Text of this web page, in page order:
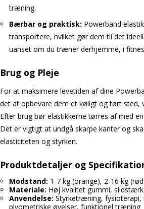
træning.
Bærbar og praktisk: Powerband
transportere, hvilket gør dem til det
uanset om du træner derhjemme, i
Brug og Pleje
For at maksimere levetiden af dine
det at opbevare dem et køligt og tørt sted,
Efter brug bør elastikkerne tørres af med
Det er vigtigt at undgå skarpe kanter og
elasticiteten og styrken.
Produktdetaljer og
Modstand: 1-7 kg (orange), 2-16 kg
Materiale: Høj kvalitet gummi,
Anvendelse: Styrketræning,
plyometriske øvelser, funktionel træning